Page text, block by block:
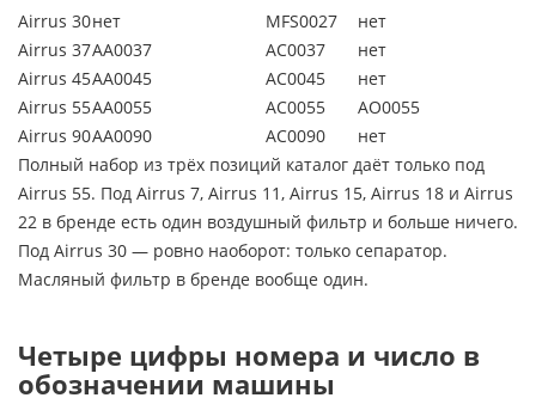
Airrus 30нет MFS0027
нет
Airrus 37АA0037 АС0037
нет
Airrus 45AА0045 АС0045
нет
Airrus 55AА0055 АС0055
АО0055
Airrus 90AА0090 АС0090
нет
Полный набор из трёх позиций каталог даёт только под
Airrus 55. Под Airrus 7, Airrus 11, Airrus 15, Airrus 18 и Airrus
22 в бренде есть один воздушный фильтр и больше ничего.
Под Airrus 30 — ровно наоборот: только сепаратор.
Масляный фильтр в бренде вообще один.
Четыре цифры номера и число в
обозначении машины